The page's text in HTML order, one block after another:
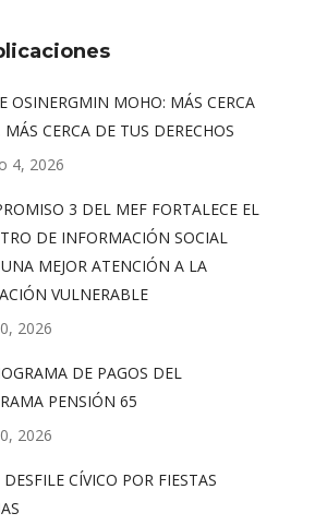
OSINERGMIN MOHO: MÁS CERCA
CERCA DE TUS DERECHOS
4, 2026
3 DEL MEF FORTALECE EL
DE INFORMACIÓN SOCIAL
MEJOR ATENCIÓN A LA
VULNERABLE
2026
DE PAGOS DEL
PENSIÓN 65
2026
CÍVICO POR FIESTAS